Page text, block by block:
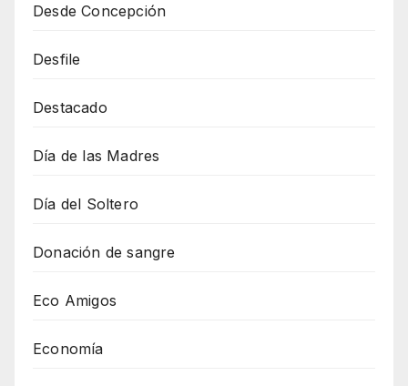
Desde Concepción
Desfile
Destacado
Día de las Madres
Día del Soltero
Donación de sangre
Eco Amigos
Economía